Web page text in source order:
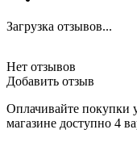
Загрузка отзывов...
Нет отзывов
Добавить отзыв
Оплачивайте покупки
магазине доступно 4